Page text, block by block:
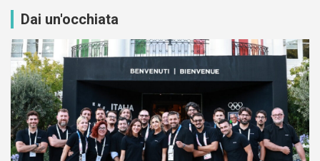
Dai un'occhiata